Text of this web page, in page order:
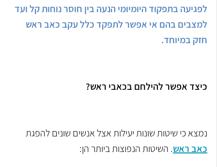
לפגיעה בתפקוד היומיומי הנעה בין חוסר נוחות קל ועד
למצבים בהם אי אפשר לתפקד כלל עקב כאב ראש
חזק במיוחד.
כיצד אפשר להילחם בכאבי ראש?
נמצא כי שיטות שונות יעילות אצל אנשים שונים להפגת
כאב ראש. השיטות הנפוצות ביותר הן: